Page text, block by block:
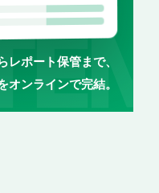
レポート保管まで、
オンラインで完結。